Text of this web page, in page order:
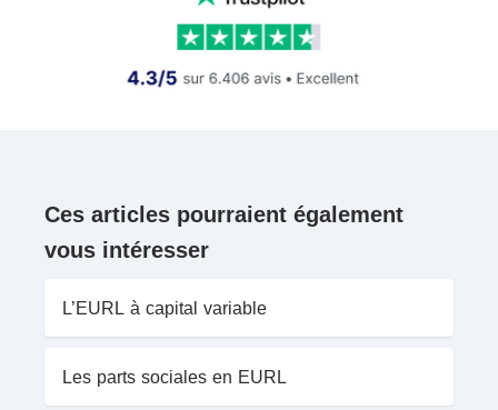
Ces articles pourraient également
vous intéresser
L’EURL à capital variable
Les parts sociales en EURL